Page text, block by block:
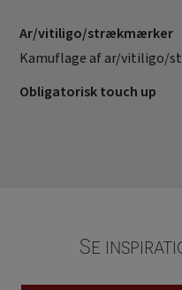
Ar/vitiligo/strækmærker
Kamuflage af ar/vitiligo/
Obligatorisk touch up
Se